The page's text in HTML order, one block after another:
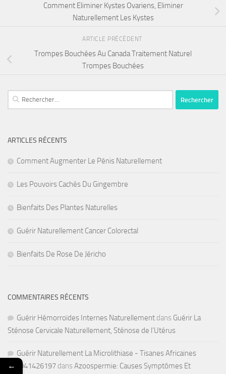
Comment Eliminer Kystes Ovariens, Eliminer
Naturellement Les Kystes
ARTICLE PRÉCÉDENT
Trompes Bouchées Au Canada Traitement Naturel
Trompes Bouchées
Rechercher :
ARTICLES RÉCENTS
Comment Augmenter Le Pénis Naturellement
Les Pouvoirs Cachés Du Gingembre
Bienfaits Des Plantes Naturelles
Guérir Naturellement Cancer Colorectal
Bienfaits De Rose De Jéricho
COMMENTAIRES RÉCENTS
Guérir Hémorroïdes Internes Naturellement dans Guérir La
Sténose Cervicale Naturellement, Sténose de l’Utérus
Guérir Naturellement La Microlithiase - Tisanes Africaines
+22941426197 dans Azoospermie: Causes Symptômes Et
←